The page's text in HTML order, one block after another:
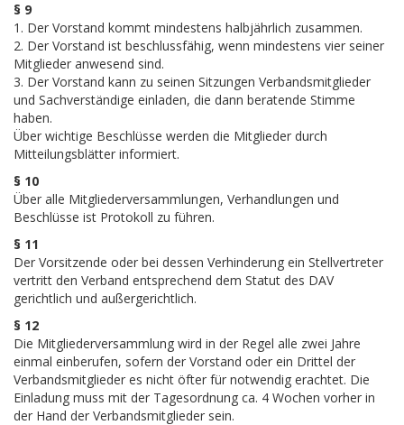
§ 9
1. Der Vorstand kommt mindestens halbjährlich zusammen.
2. Der Vorstand ist beschlussfähig, wenn mindestens vier seiner
Mitglieder anwesend sind.
3. Der Vorstand kann zu seinen Sitzungen Verbandsmitglieder
und Sachverständige einladen, die dann beratende Stimme
haben.
Über wichtige Beschlüsse werden die Mitglieder durch
Mitteilungsblätter informiert.
§ 10
Über alle Mitgliederversammlungen, Verhandlungen und
Beschlüsse ist Protokoll zu führen.
§ 11
Der Vorsitzende oder bei dessen Verhinderung ein Stellvertreter
vertritt den Verband entsprechend dem Statut des DAV
gerichtlich und außergerichtlich.
§ 12
Die Mitgliederversammlung wird in der Regel alle zwei Jahre
einmal einberufen, sofern der Vorstand oder ein Drittel der
Verbandsmitglieder es nicht öfter für notwendig erachtet. Die
Einladung muss mit der Tagesordnung ca. 4 Wochen vorher in
der Hand der Verbandsmitglieder sein.